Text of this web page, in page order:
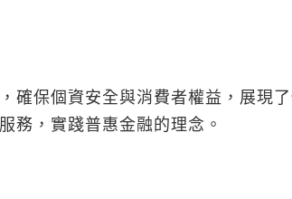
保個資安全與消費者權益，展現了
務，實踐普惠金融的理念。